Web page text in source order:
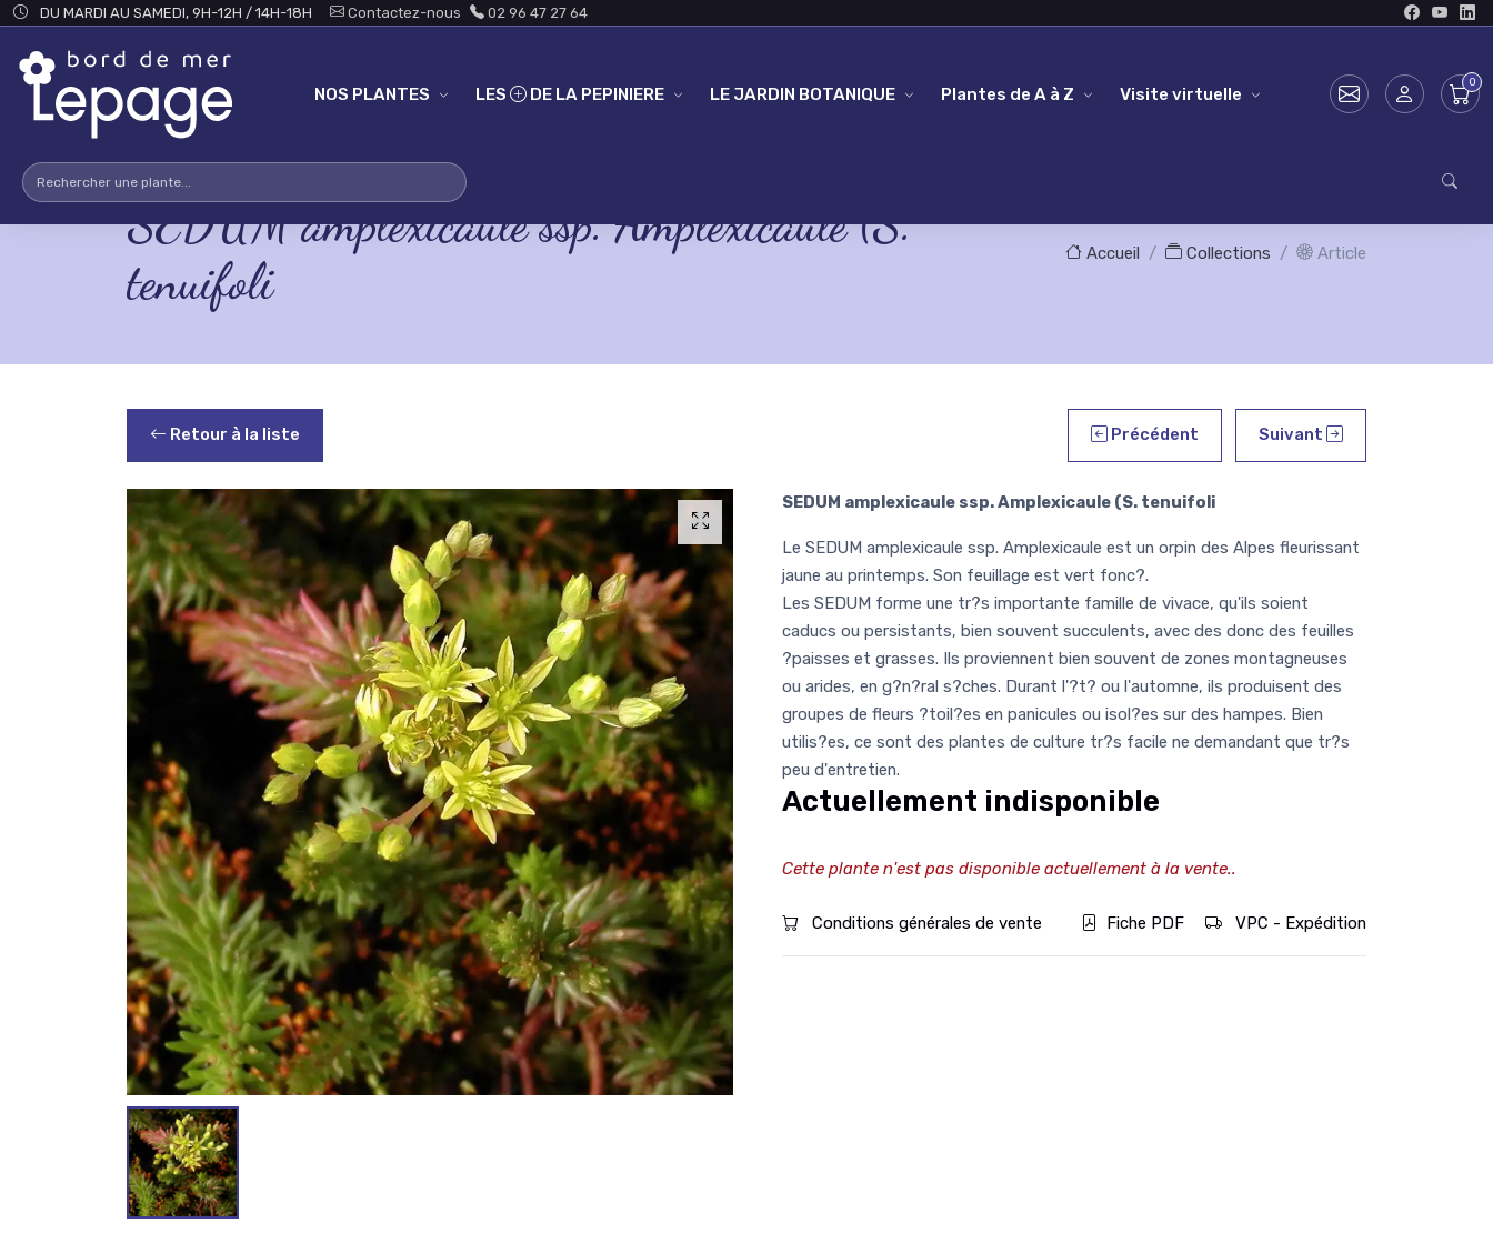
Skip to main content
DU MARDI AU SAMEDI, 9H-12H / 14H-18H Contactez-nous 02 96 47 27 64
NOS PLANTES LES DE LA PEPINIERE LE JARDIN BOTANIQUE Plantes de A à Z Visite virtuelle
SEDUM amplexicaule ssp. Amplexicaule (S.
tenuifoli
Accueil Collections Article
Retour à la liste Précédent Suivant
SEDUM amplexicaule ssp. Amplexicaule (S. tenuifoli
Le SEDUM amplexicaule ssp. Amplexicaule est un orpin des Alpes fleurissant
jaune au printemps. Son feuillage est vert fonc?.
Les SEDUM forme une tr?s importante famille de vivace, qu'ils soient
caducs ou persistants, bien souvent succulents, avec des donc des feuilles
?paisses et grasses. Ils proviennent bien souvent de zones montagneuses
ou arides, en g?n?ral s?ches. Durant l'?t? ou l'automne, ils produisent des
groupes de fleurs ?toil?es en panicules ou isol?es sur des hampes. Bien
utilis?es, ce sont des plantes de culture tr?s facile ne demandant que tr?s
peu d'entretien.
Actuellement indisponible
Cette plante n'est pas disponible actuellement à la vente..
Conditions générales de vente Fiche PDF VPC - Expédition